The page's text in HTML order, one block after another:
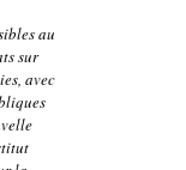
au
sur
avec